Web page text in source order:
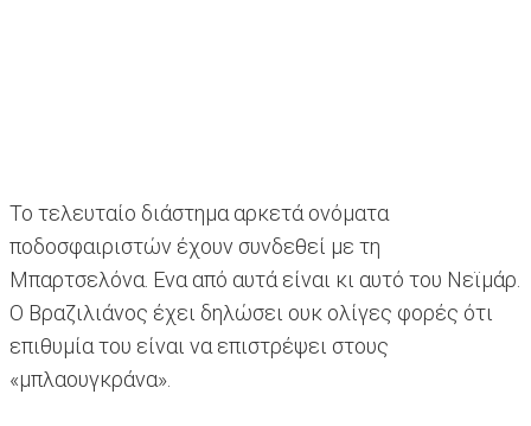
Το τελευταίο διάστημα αρκετά ονόματα
ποδοσφαιριστών έχουν συνδεθεί με τη
Μπαρτσελόνα. Ενα από αυτά είναι κι αυτό του Νεϊμάρ.
Ο Βραζιλιάνος έχει δηλώσει ουκ ολίγες φορές ότι
επιθυμία του είναι να επιστρέψει στους
«μπλαουγκράνα».